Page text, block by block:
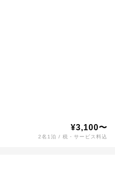
¥3,100〜
2名1泊 / 税・サービス料込